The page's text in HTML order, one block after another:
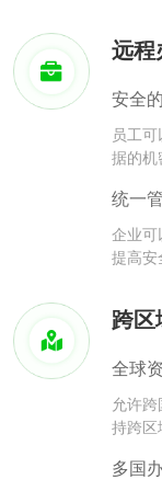
远程
安全
员工
据的机
统一
企业可
提高安
跨
全球
允许
持跨区
多国